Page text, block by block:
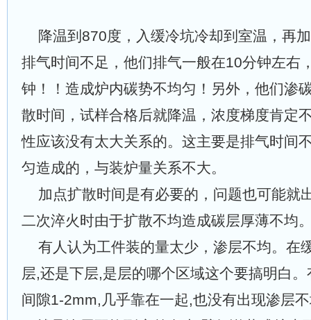
降温到870度，入缓冷坑冷却到室温，再
排气时间不足， 他们排气一般在10分钟左右
钟！！造成炉内碳势不均匀！另外， 他们渗
散时间，试样合格后就降温，浓度梯度肯定
性应该没有太大关系的。这主要是排气时间
匀造成的，与装炉量关系不大。
加点扩散时间是有必要的，问题也可能就
二次淬火时由于扩散不均造成碳层厚薄不均
有人认为工件装的量太少 ， 渗层不均。 在
层,还是下层,是层的哪个区域这个要搞明白 。
间隙1-2mm, 几乎靠在一起,也没有出现渗层